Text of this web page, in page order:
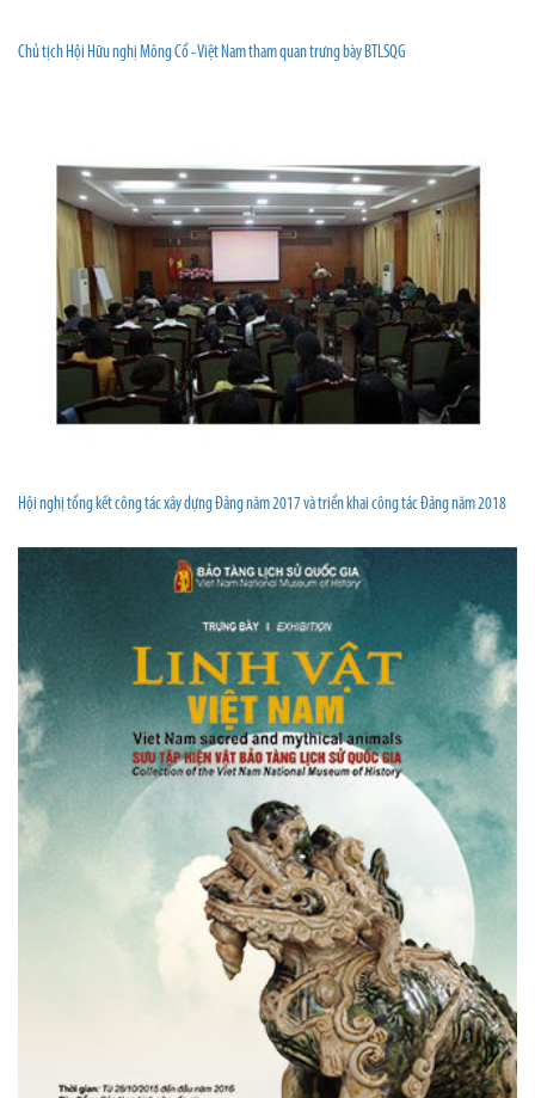
Chủ tịch Hội Hữu nghị Mông Cổ - Việt Nam tham quan trưng bày BTLSQG
Hội nghị tổng kết công tác xây dựng Đảng năm 2017 và triển khai công tác Đảng năm 2018